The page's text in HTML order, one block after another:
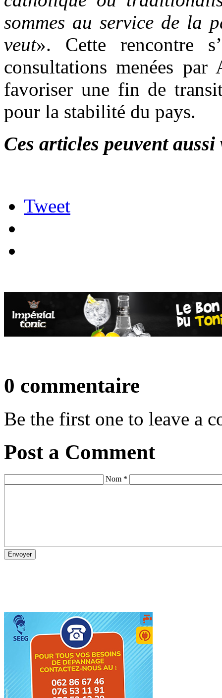
sommes au service de la
veut». Cette rencontre
consultations menées
favoriser une fin de
pour la stabilité du pays.
Ces articles peuvent
Tweet
0 commentaire
Be the first one to leave a
Post a Comment
Nom *